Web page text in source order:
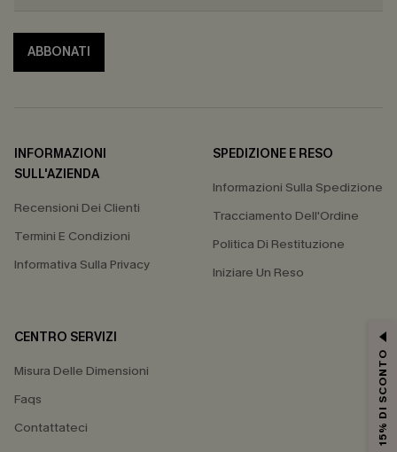
ABBONATI
INFORMAZIONI
SULL'AZIENDA
Recensioni Dei Clienti
Termini E Condizioni
Informativa Sulla Privacy
SPEDIZIONE E RESO
Informazioni Sulla Spedizione
Tracciamento Dell'Ordine
Politica Di Restituzione
Iniziare Un Reso
CENTRO SERVIZI
Misura Delle Dimensioni
Faqs
Contattateci
15% DI SCONTO